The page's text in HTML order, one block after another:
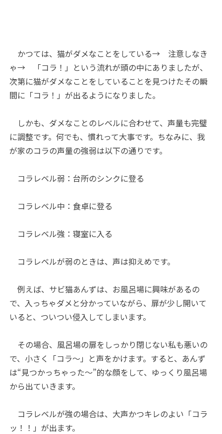
かつては、猫がダメなことをしている→ 注意しなき
ゃ→ 「コラ！」という流れが頭の中にありましたが、
次第に猫がダメなことをしていることを見つけたその瞬
間に「コラ！」が出るようになりました。
しかも、ダメなことのレベルに合わせて、声量も完璧
に調整です。何でも、慣れって大事です。ちなみに、我
が家のコラの声量の強弱は以下の通りです。
コラレベル弱：台所のシンクに登る
コラレベル中：食卓に登る
コラレベル強：寝室に入る
コラレベルが弱のときは、声は抑えめです。
例えば、サビ猫あんずは、お風呂場に興味があるの
で、入っちゃダメと分かっていながら、扉が少し開いて
いると、ついつい侵入してしまいます。
その場合、風呂場の扉をしっかり閉じない私も悪いの
で、小さく「コラ～」と声をかけます。すると、あんず
は“見つかっちゃった～”的な顔をして、ゆっくり風呂場
から出ていきます。
コラレベルが強の場合は、大声かつキレのよい「コラ
ッ！！」が出ます。